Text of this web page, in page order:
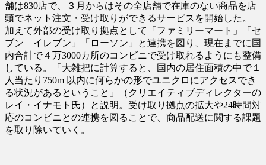
舗は830店で、３月からはその全店舗で在庫のない商品を店
頭でネット注文・受け取りができるサービスを開始した。
加えて外部の受け取り拠点として「ファミリーマート」「セ
ブン―イレブン」「ローソン」と連携を図り、現在までに国
内合計で４万3000カ所のコンビニで受け取れるようにも整備
している。「大雑把に計算すると、国内の居住面積の中で１
人当たり750m 以内に何らかの形でユニクロにアクセスでき
る状況があるということ」（クリエイティブディレクターの
レイ・イナモト氏）と説明。受け取り拠点の拡大や24時間対
応のコンビニとの連携を図ることで、商品配送に関する課題
を取り除いていく。